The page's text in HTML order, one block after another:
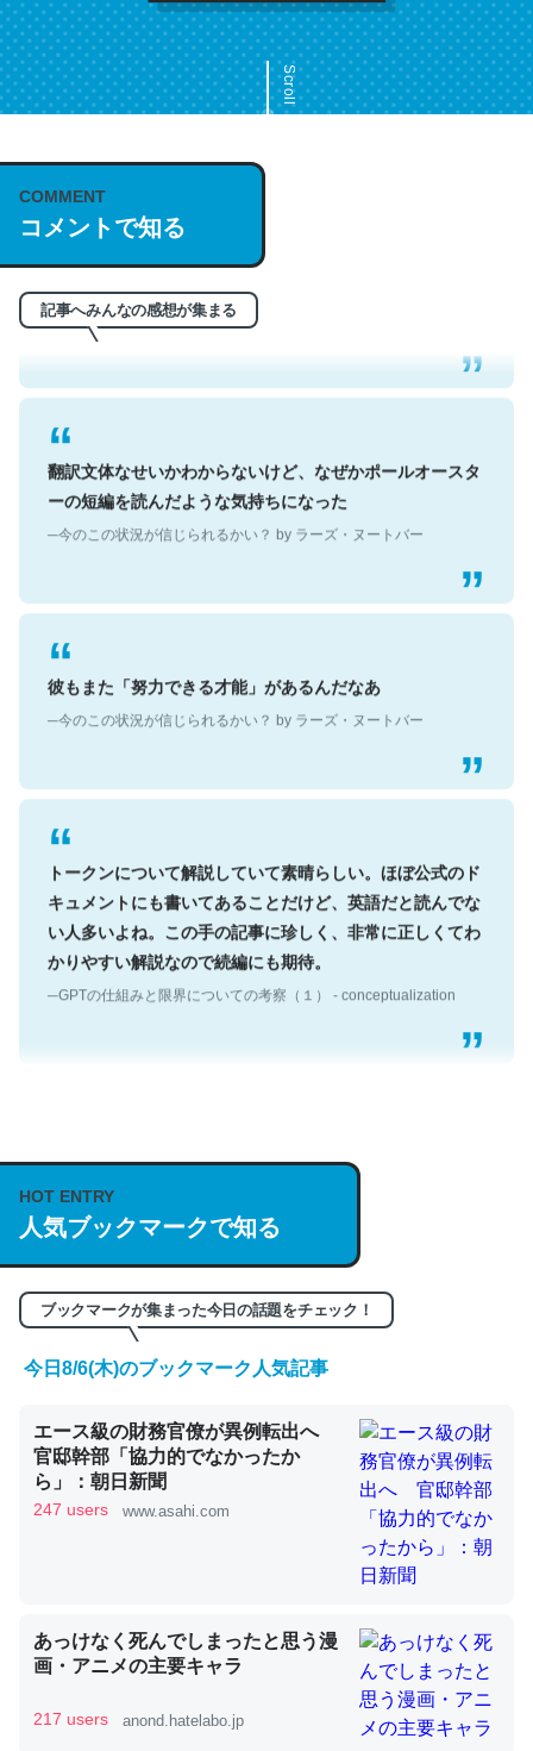
Scroll
COMMENT
コメントで知る
記事へみんなの感想が集まる
これは名文。彼はとてもクレバーなんだろうなと凄く思
う。英語少しでも読める人は原文もお勧め。自分はこの流
れ好き。Let’s Fucking Go. Then Covid hit. Shit.
─今のこの状況が信じられるかい？ by ラーズ・ヌートバー
翻訳文体なせいかわからないけど、なぜかポールオースタ
ーの短編を読んだような気持ちになった
彼もまた「努力できる才能」があるんだなあ
トークンについて解説していて素晴らしい。ほぼ公式のド
キュメントにも書いてあることだけど、英語だと読んでな
い人多いよね。この手の記事に珍しく、非常に正しくてわ
かりやすい解説なので続編にも期待。
説してる記事が少ないので貴重な良記事。/続編来た
https://isobe324649.hatenablog.com/entry/2023/03/27
/064121
─GPTの仕組みと限界についての考察（１） - conceptualization
くらい。小説でいう「ずっと前の伏線」は回収されないけ
ど、短期記憶というには多い分量。進化すればするほど分
かりやすく強くなりそう
昆虫ってカルシウム少ないのか。知らんかった。調べたら
コオロギのカルシウム分はエビの600分の1程度。
HOT ENTRY
人気ブックマークで知る
ブックマークが集まった今日の話題をチェック！
今日8/6(木)のブックマーク人気記事
エース級の財務官僚が異例転出へ
官邸幹部「協力的でなかったか
ら」：朝日新聞
247 users www.asahi.com
あっけなく死んでしまったと思う漫
画・アニメの主要キャラ
217 users anond.hatelabo.jp